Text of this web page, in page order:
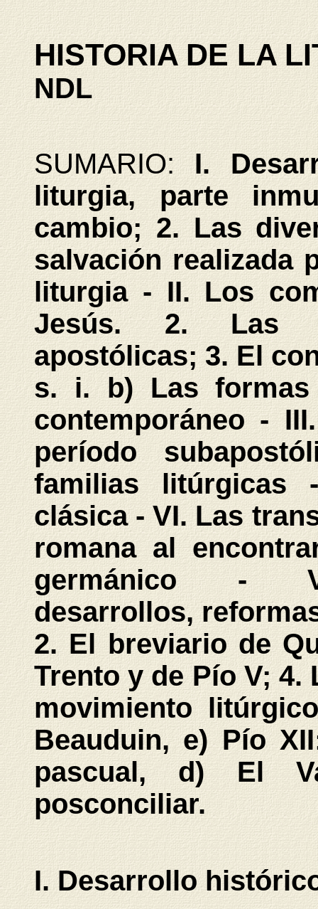
HISTORIA DE LA
NDL
SUMARIO:I.
liturgia, parte
cambio; 2. Las
salvación realizada
liturgia - II. Los
Jesús. 2. Las
apostólicas; 3. El
s. i. b) Las formas
contemporáneo -
período
familias litúrgicas
clásica - VI. Las
romana al
germánico -
desarrollos,
2. El breviario de
Trento y de Pío V;
movimiento
Beauduin, e) Pío
pascual, d) El
posconciliar.
I. Desarrollo